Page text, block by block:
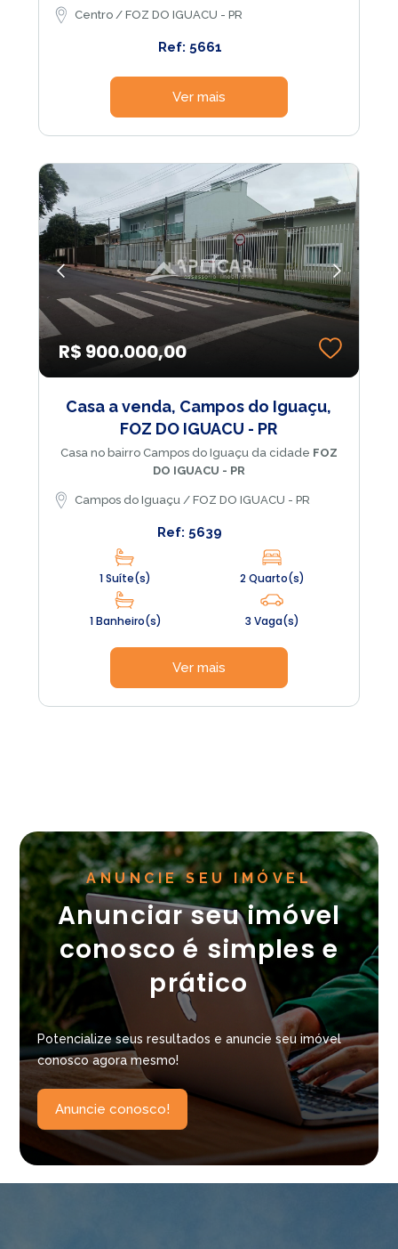
Centro / FOZ DO IGUACU - PR
Ref: 5661
Ver mais
R$ 900.000,00
Casa a venda, Campos do Iguaçu,
FOZ DO IGUACU - PR
Casa no bairro Campos do Iguaçu da cidade FOZ
DO IGUACU - PR
Campos do Iguaçu / FOZ DO IGUACU - PR
Ref: 5639
1 Suíte(s) 2 Quarto(s)
1 Banheiro(s) 3 Vaga(s)
Ver mais
ANUNCIE SEU IMÓVEL
Anunciar seu imóvel
conosco é simples e
prático
Potencialize seus resultados e anuncie seu imóvel
conosco agora mesmo!
Anuncie conosco!